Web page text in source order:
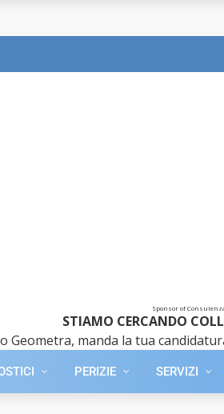
Sponsor of
STIAMO CERCANDO
Geometra, manda la tua
PERIZIE SERVIZI